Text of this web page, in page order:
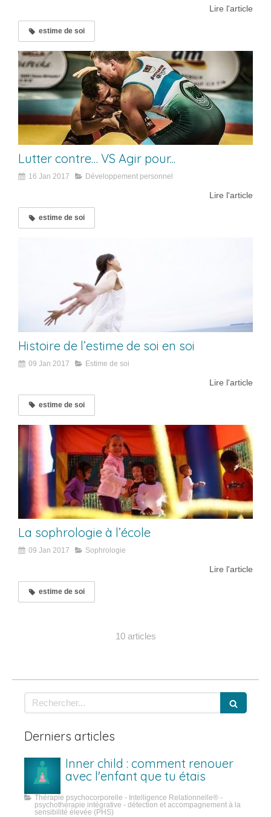
Lire l'article
estime de soi
Lutter contre… VS Agir pour...
16 Jan 2017 Développement personnel
Lire l'article
estime de soi
Histoire de l’estime de soi en soi
09 Jan 2017 Estime de soi
Lire l'article
estime de soi
La sophrologie à l’école
09 Jan 2017 Sophrologie
Lire l'article
estime de soi
10 articles
Rechercher
Derniers articles
Inner child : comment renouer
avec l'enfant que tu étais
Thérapie psychocorporelle - Intelligence Relationnelle® -
psychothérapie intégrative - détection et accompagnement à la
sensibilité élevée (PHS)